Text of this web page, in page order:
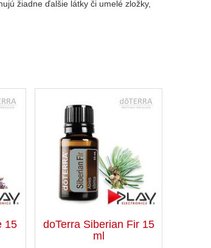
žiadne ďalšie látky či umelé zložky,
15
doTerra Siberian Fir 15
ml